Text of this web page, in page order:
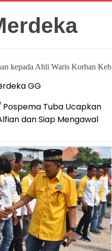
kepada Ahli Waris Korban
Pospema Tuba Ucapkan
dan Siap Mengawal